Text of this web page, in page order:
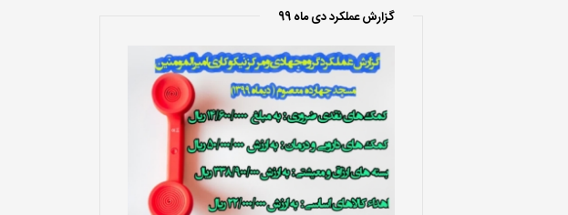
گزارش عملکرد دی ماه 99